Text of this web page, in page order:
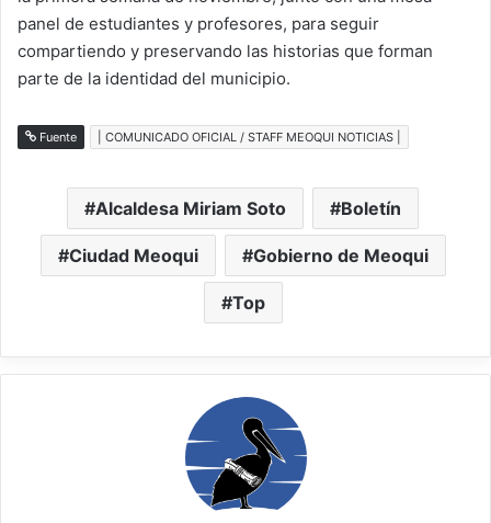
panel de estudiantes y profesores, para seguir
compartiendo y preservando las historias que forman
parte de la identidad del municipio.
Fuente | COMUNICADO OFICIAL / STAFF MEOQUI NOTICIAS |
Alcaldesa Miriam Soto Boletín
Ciudad Meoqui Gobierno de Meoqui
Top